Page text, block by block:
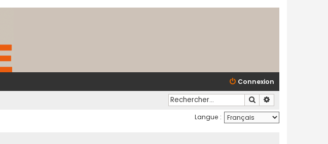
Connexion
Rechercher
Langue :